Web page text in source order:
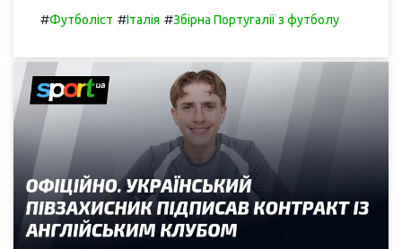
#Футболіст #Італія #Збірна Португалії з футболу